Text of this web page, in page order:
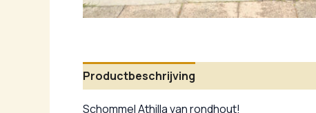
Productbeschrijving
Schommel Athilla van rondhout!